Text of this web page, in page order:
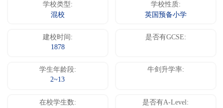
学校类型:
混校
学校性质:
英国预备小学
建校时间:
1878
是否有GCSE:
学生年龄段:
2~13
牛剑升学率:
在校学生数:
是否有A-Level: